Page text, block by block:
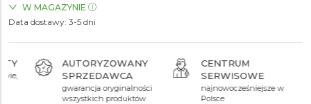
W MAGAZYNIE
ZEGARKI.PL Blue City Warszawa
Data dostawy: 3-5 dni
AUTORYZOWANY
SPRZEDAWCA
gwarancja oryginalności
wszystkich produktów
CENTRUM
SERWISOWE
najnowocześniejsze w